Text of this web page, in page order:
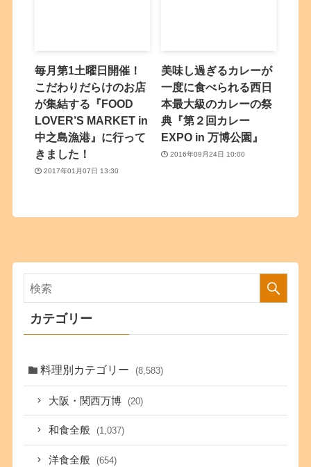
毎月第1土曜日開催！
こだわりだらけのお店
が集結する『FOOD
LOVER’S MARKET in
中之島漁港』に行って
きました！
2017年01月07日 13:30
美味し過ぎるカレーが
一度に食べられる西日
本最大級のカレーの祭
典『第２回カレー
EXPO in 万博公園』
2016年09月24日 10:00
カテゴリー
料理別カテゴリー (8,583)
大阪・関西万博 (20)
和食全般 (1,037)
洋食全般 (654)